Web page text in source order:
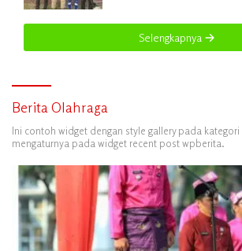
Selengkapnya
Berita Olahraga
Ini contoh widget dengan style gallery pada
mengaturnya pada widget recent post wpberita.